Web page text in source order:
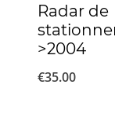
Radar de
>2004
€35.00